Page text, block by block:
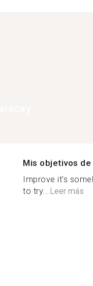
Mis objetivos
Improve it's
to try... Leer más